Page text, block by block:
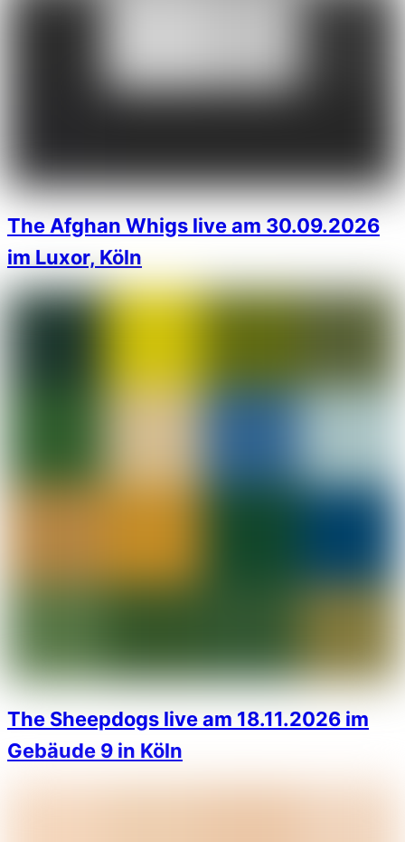
The Afghan Whigs live am 30.09.2026
im Luxor, Köln
The Sheepdogs live am 18.11.2026 im
Gebäude 9 in Köln